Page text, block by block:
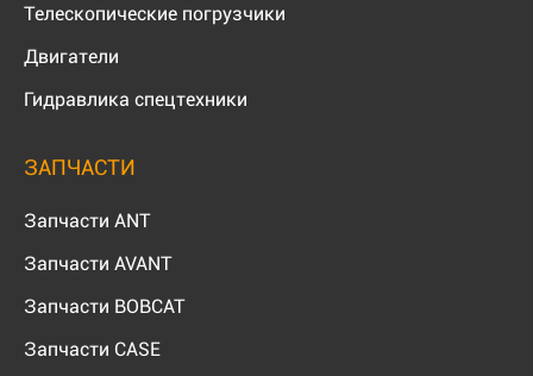
Телескопические погрузчики
Двигатели
Гидравлика спецтехники
ЗАПЧАСТИ
Запчасти ANT
Запчасти AVANT
Запчасти BOBCAT
Запчасти CASE